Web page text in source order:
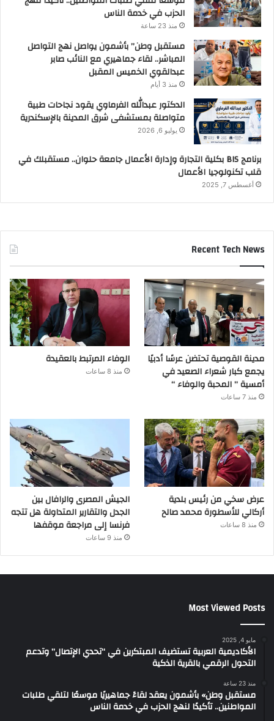
الحزب في خدمة الناس
منذ 23 ساعة
مستقبل وطن” بأشمون يواصل نهج التواصل
المباشر.. لقاء جماهيري مع النائب صابر
عبدالقوي الخميس المقبل
منذ 3 أيام
الدكتور عبدالله الفرماوي يقود نجاحات طبية
متواصلة بمستشفى شرق المدينة بالإسكندرية
يوليو 6, 2026
برنامج BIS بكلية التجارة وإدارة الأعمال جامعة حلوان.. مستقبلك في
قلب تكنولوجيا الأعمال
أغسطس 7, 2025
Recent Tech News
مدينة القوصية تحتضن عرسًا أدبيًا
يجمع كبار شعراء الصعيد في
أمسية ” المحبة والوفاء “
منذ 7 ساعات
الوفاء المرتبط بالعقيدة
منذ 8 ساعات
عرض سخي من رئيس بلدية
أركالي للأسطورة محمد صالح
منذ 8 ساعات
الجيش المصرى والرافال بين
الجدل والتقارير المتداولة هل تتجه
فرنسا إلى مراجعة موقفها
منذ 9 ساعات
Most Viewed Posts
مايو 4, 2025
الأكاديمية العربية تستضيف المبتكرين في “تحدي الإتصال” وتدعم
التحول الرقمي بالقرية الذكية
منذ 23 ساعة
مستقبل وطن» بأشمون يعقد لقاءً جماهيريًا موسعًا لتلقي طلبات
المواطنين.. تأكيدًا لنهج الحزب في خدمة الناس